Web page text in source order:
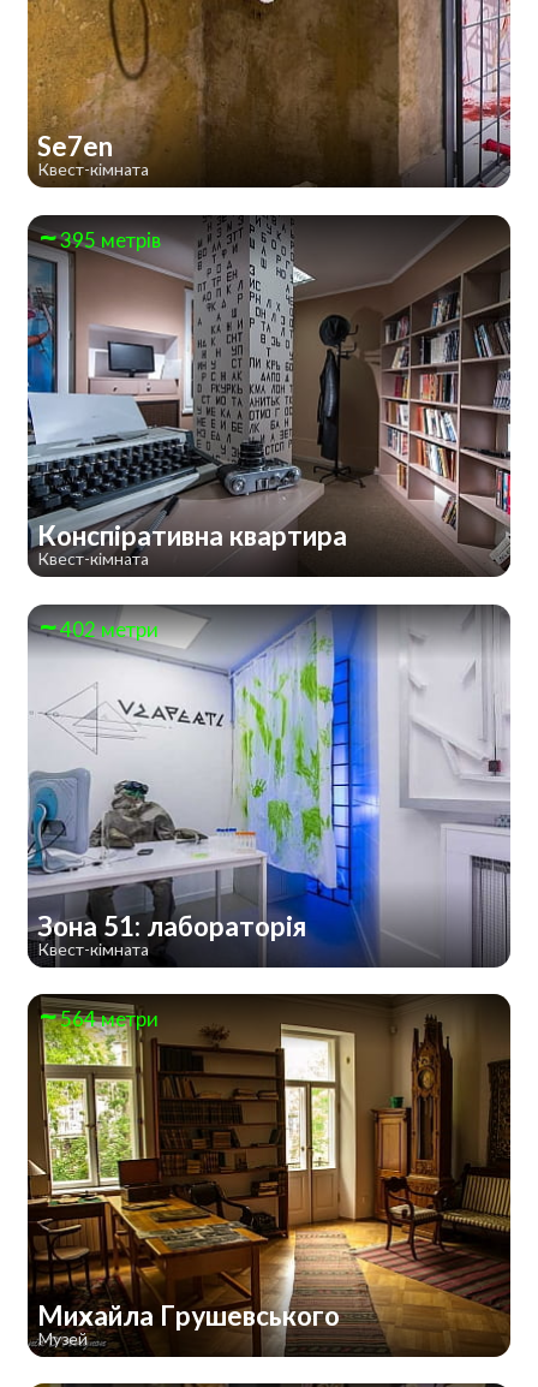
Se7en
Квест-кімната
395 метрів
Конспіративна квартира
Квест-кімната
402 метри
Зона 51: лабораторія
Квест-кімната
564 метри
Михайла Грушевського
Музей